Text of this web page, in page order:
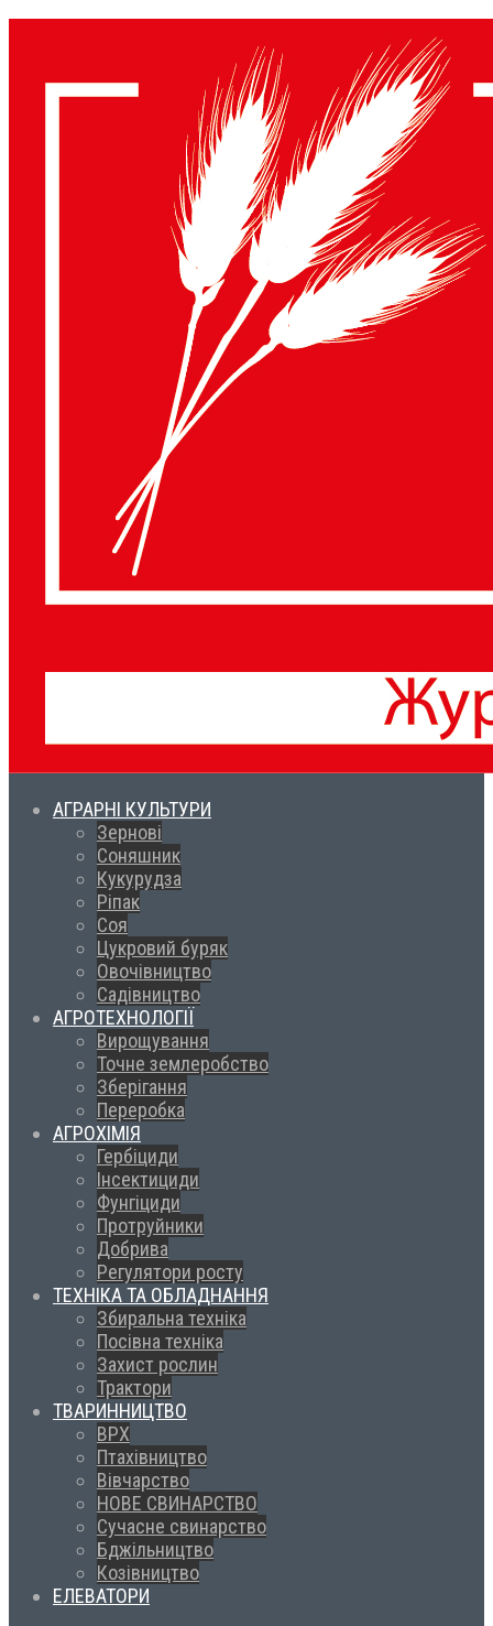
АГРАРНІ КУЛЬТУРИ
Зернові
Соняшник
Кукурудза
Ріпак
Соя
Цукровий буряк
Овочівництво
Садівництво
АГРОТЕХНОЛОГІЇ
Вирощування
Точне землеробство
Зберігання
Переробка
АГРОХІМІЯ
Гербіциди
Інсектициди
Фунгіциди
Протруйники
Добрива
Регулятори росту
ТЕХНІКА ТА ОБЛАДНАННЯ
Збиральна техніка
Посівна техніка
Захист рослин
Трактори
ТВАРИННИЦТВО
ВРХ
Птахівництво
Вівчарство
НОВЕ СВИНАРСТВО
Сучасне свинарство
Бджільництво
Козівництво
ЕЛЕВАТОРИ